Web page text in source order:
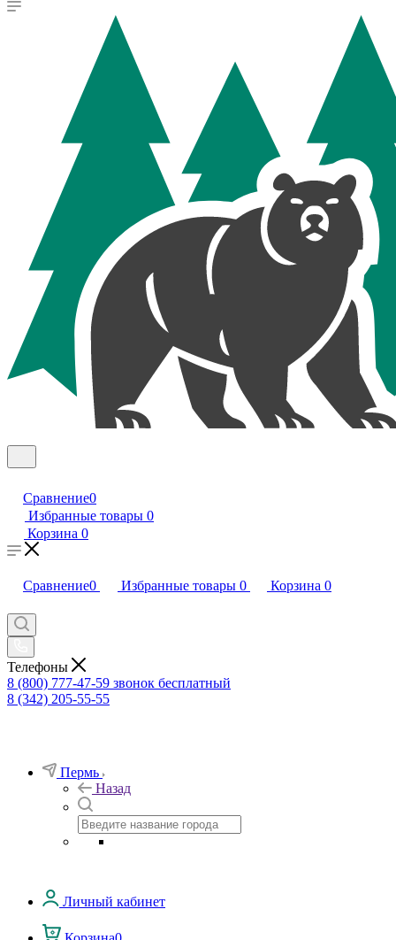
Сравнение0
Избранные товары 0
Корзина 0
Сравнение0 Избранные товары 0 Корзина 0
Телефоны
8 (800) 777-47-59 звонок бесплатный
8 (342) 205-55-55
Пермь
Назад
Личный кабинет